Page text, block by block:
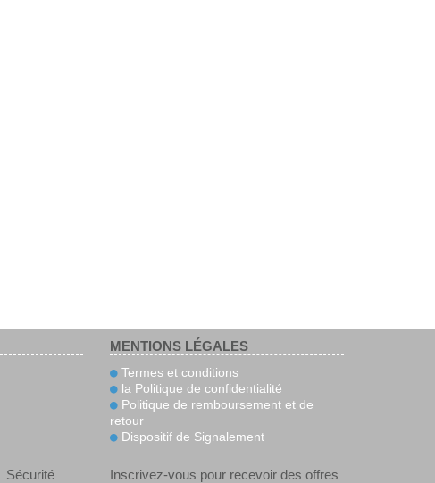
MENTIONS LÉGALES
Termes et conditions
la Politique de confidentialité
Politique de remboursement et de
retour
Dispositif de Signalement
Sécurité Inscrivez-vous pour recevoir des offres